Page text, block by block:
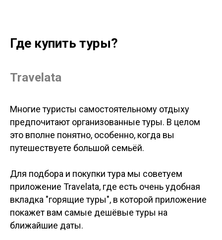
Где купить туры?
Travelata
Многие туристы самостоятельному отдыху
предпочитают организованные туры. В целом
это вполне понятно, особенно, когда вы
путешествуете большой семьёй.
Для подбора и покупки тура мы советуем
приложение Travelata, где есть очень удобная
вкладка "горящие туры", в которой приложение
покажет вам самые дешёвые туры на
ближайшие даты.